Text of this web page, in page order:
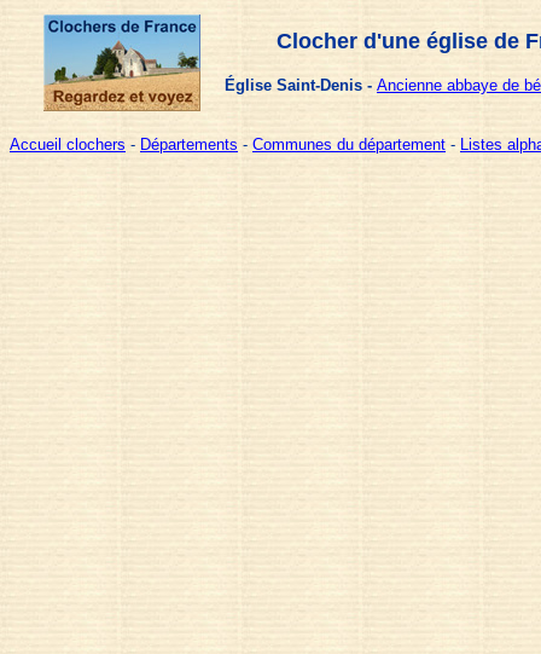
Clocher d'une église de
Église Saint-Denis - Ancienne abbaye de
Accueil clochers - Départements - Communes du département - Listes